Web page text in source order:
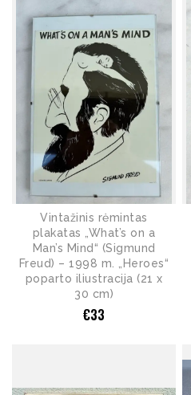
Vintažinis rėmintas
plakatas „What’s on a
Man’s Mind“ (Sigmund
Freud) – 1998 m. „Heroes“
poparto iliustracija (21 x
30 cm)
€33